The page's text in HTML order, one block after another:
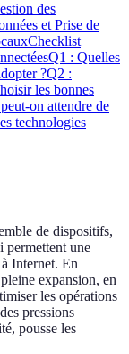
des
et Prise de
Checklist
Q1 : Quelles
?Q2 :
les bonnes
on attendre de
technologies
de dispositifs,
permettent une
Internet. En
expansion, en
les opérations
pressions
pousse les